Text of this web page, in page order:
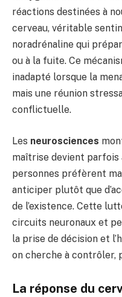
réactions destinées à
cerveau, véritable
noradrénaline qui
ou à la fuite. Ce
inadapté lorsque la
mais une réunion
conflictuelle.
Les neurosciences
maîtrise devient parfois
personnes préfèrent
anticiper plutôt que
de l’existence. Cette
circuits neuronaux et
la prise de décision et
on cherche à contrôler,
La réponse du